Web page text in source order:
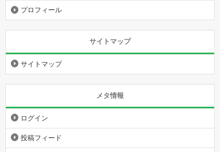
プロフィール
サイトマップ
サイトマップ
メタ情報
ログイン
投稿フィード